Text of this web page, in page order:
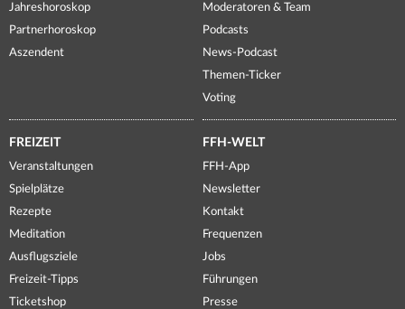
Jahreshoroskop
Partnerhoroskop
Aszendent
Moderatoren & Team
Podcasts
News-Podcast
Themen-Ticker
Voting
FREIZEIT
Veranstaltungen
Spielplätze
Rezepte
Meditation
Ausflugsziele
Freizeit-Tipps
Ticketshop
FFH-WELT
FFH-App
Newsletter
Kontakt
Frequenzen
Jobs
Führungen
Presse